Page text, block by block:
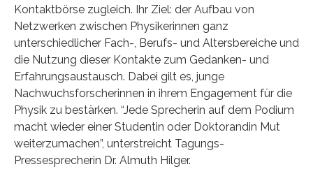
Kontaktbörse zugleich. Ihr Ziel: der Aufbau von
Netzwerken zwischen Physikerinnen ganz
unterschiedlicher Fach-, Berufs- und Altersbereiche und
die Nutzung dieser Kontakte zum Gedanken- und
Erfahrungsaustausch. Dabei gilt es, junge
Nachwuchsforscherinnen in ihrem Engagement für die
Physik zu bestärken. “Jede Sprecherin auf dem Podium
macht wieder einer Studentin oder Doktorandin Mut
weiterzumachen”, unterstreicht Tagungs-
Pressesprecherin Dr. Almuth Hilger.